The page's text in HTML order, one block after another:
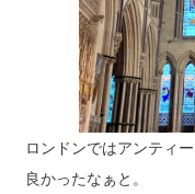
ロンドンではアンティ
良かったなぁと。